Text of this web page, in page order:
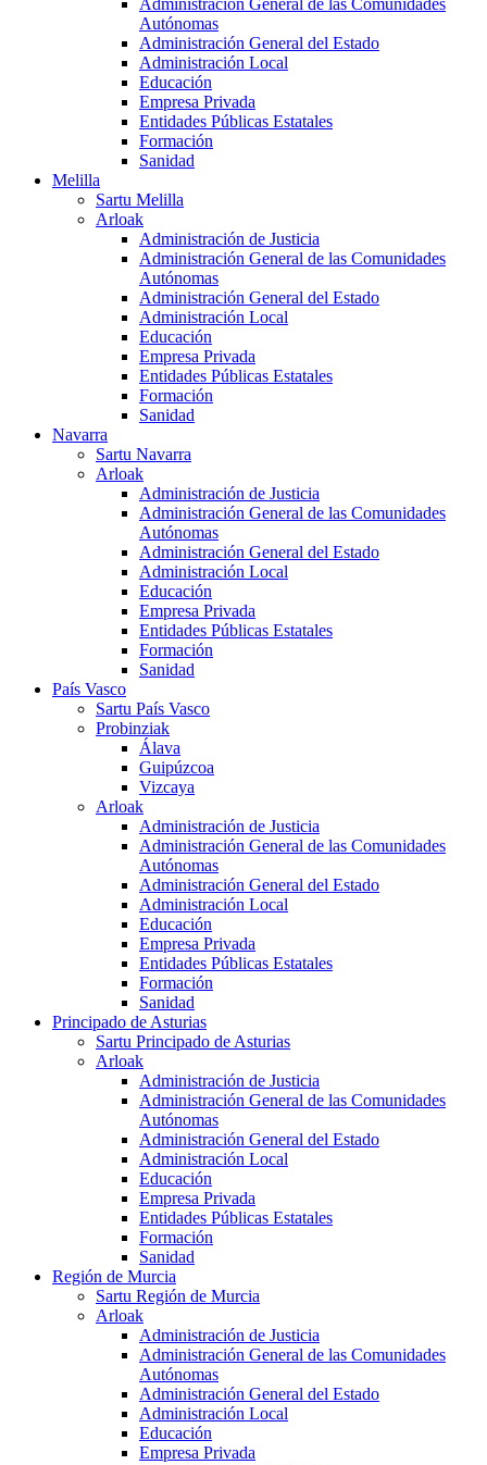
Administración General de las Comunidades
Autónomas
Administración General del Estado
Administración Local
Educación
Empresa Privada
Entidades Públicas Estatales
Formación
Sanidad
Melilla
Sartu Melilla
Arloak
Administración de Justicia
Administración General de las Comunidades
Autónomas
Administración General del Estado
Administración Local
Educación
Empresa Privada
Entidades Públicas Estatales
Formación
Sanidad
Navarra
Sartu Navarra
Arloak
Administración de Justicia
Administración General de las Comunidades
Autónomas
Administración General del Estado
Administración Local
Educación
Empresa Privada
Entidades Públicas Estatales
Formación
Sanidad
País Vasco
Sartu País Vasco
Probinziak
Álava
Guipúzcoa
Vizcaya
Arloak
Administración de Justicia
Administración General de las Comunidades
Autónomas
Administración General del Estado
Administración Local
Educación
Empresa Privada
Entidades Públicas Estatales
Formación
Sanidad
Principado de Asturias
Sartu Principado de Asturias
Arloak
Administración de Justicia
Administración General de las Comunidades
Autónomas
Administración General del Estado
Administración Local
Educación
Empresa Privada
Entidades Públicas Estatales
Formación
Sanidad
Región de Murcia
Sartu Región de Murcia
Arloak
Administración de Justicia
Administración General de las Comunidades
Autónomas
Administración General del Estado
Administración Local
Educación
Empresa Privada